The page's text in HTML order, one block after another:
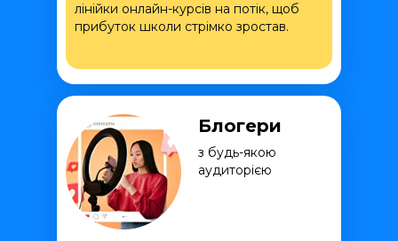
лінійки онлайн-курсів на потік, щоб
прибуток школи стрімко зростав.
Блогери
з будь-якою
аудиторією